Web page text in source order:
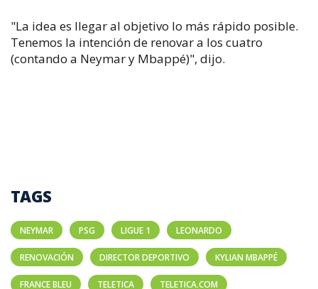
"La idea es llegar al objetivo lo más rápido posible.
Tenemos la intención de renovar a los cuatro
(contando a Neymar y Mbappé)", dijo.
TAGS
NEYMAR PSG LIGUE 1 LEONARDO
RENOVACIÓN DIRECTOR DEPORTIVO KYLIAN MBAPPÉ
FRANCE BLEU TELETICA TELETICA.COM